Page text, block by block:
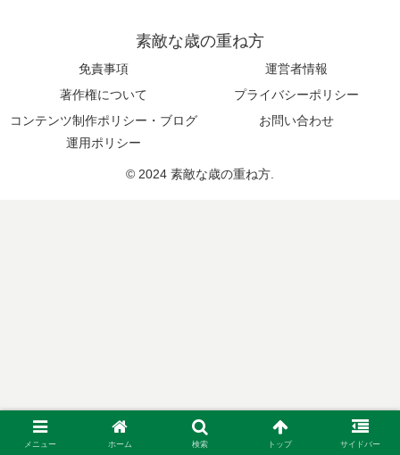
素敵な歳の重ね方
免責事項
運営者情報
著作権について
プライバシーポリシー
コンテンツ制作ポリシー・ブログ
運用ポリシー
お問い合わせ
© 2024 素敵な歳の重ね方.
メニュー ホーム 検索 トップ サイドバー